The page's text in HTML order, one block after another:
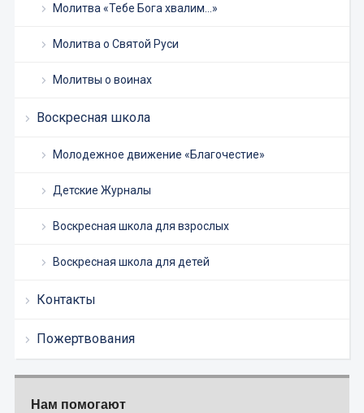
Молитва «Тебе Бога хвалим…»
Молитва о Святой Руси
Молитвы о воинах
Воскресная школа
Молодежное движение «Благочестие»
Детские Журналы
Воскресная школа для взрослых
Воскресная школа для детей
Контакты
Пожертвования
Нам помогают